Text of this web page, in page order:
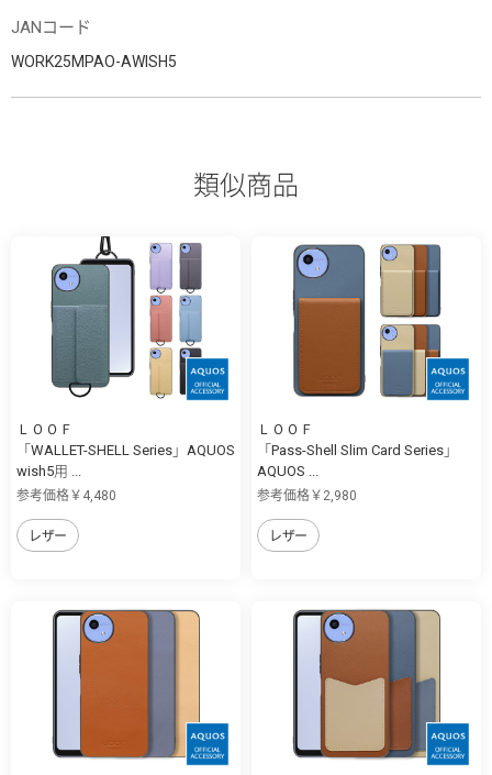
JANコード
WORK25MPAO-AWISH5
類似商品
ＬＯＯＦ
「WALLET-SHELL Series」AQUOS
wish5用 ...
参考価格￥4,480
レザー
ＬＯＯＦ
「Pass-Shell Slim Card Series」
AQUOS ...
参考価格￥2,980
レザー